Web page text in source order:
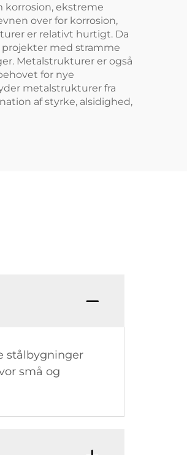
korrosion, ekstreme
over for korrosion,
er relativt hurtigt. Da
med stramme
Metalstrukturer er også
for nye
metalstrukturer fra
af styrke, alsidighed,
stålbygninger
små og